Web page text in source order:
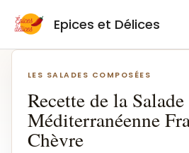
Epices et Délices
LES SALADES COMPOSÉES
Recette de la Salade
Méditerranéenne
Chèvre
de